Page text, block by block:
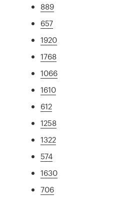
889
657
1920
1768
1066
1610
612
1258
1322
574
1630
706